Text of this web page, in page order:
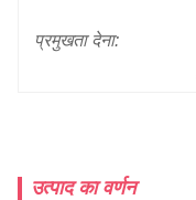
प्रमुखता देना:
उत्पाद का वर्णन